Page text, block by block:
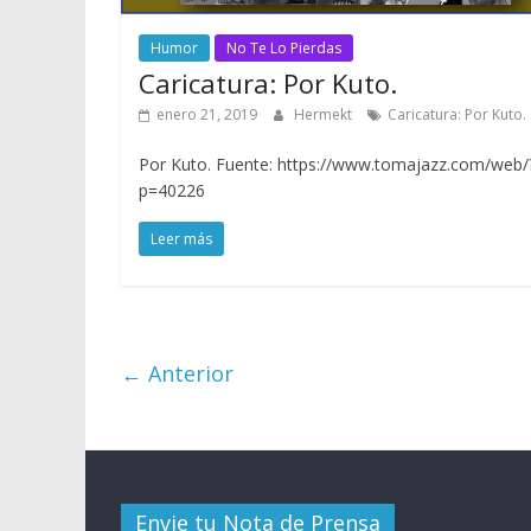
Humor No Te Lo Pierdas
Caricatura: Por Kuto.
enero 21, 2019 Hermekt Caricatura: Por Kuto.
Por Kuto. Fuente: https://www.tomajazz.com/web/
p=40226
Leer más
← Anterior
Envie tu Nota de Prensa